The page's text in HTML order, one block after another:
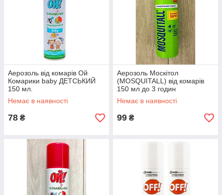
Аерозоль від комарів Ой
Комарики baby ДЕТСЬКИЙ
150 мл.
Немає в наявності
78 ₴
Аерозоль Москітол
(MOSQUITALL) від комарів
150 мл до 3 годин
Немає в наявності
99 ₴